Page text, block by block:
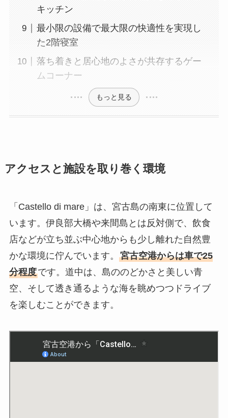
キッチン
最小限の設備で最大限の快適性を実現し
た2階寝室
落ち着きと居心地のよさが共存するゲー
ムコーナー
もっと見る
アクセスと施設を取り巻く環境
「Castello di mare」は、宮古島の南東に位置して
います。伊良部大橋や来間島とは反対側で、飲食
店などが立ち並ぶ中心地からも少し離れた自然豊
かな環境に佇んでいます。 宮古空港からは車で25
分程度です。道中は、島ののどかさと美しい青
空、そして透き通るような海を眺めつつドライブ
を楽しむことができます。